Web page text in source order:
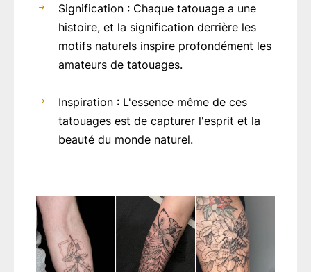
Signification : Chaque tatouage a une
histoire, et la signification derrière les
motifs naturels inspire profondément les
amateurs de tatouages.
Inspiration : L'essence même de ces
tatouages est de capturer l'esprit et la
beauté du monde naturel.